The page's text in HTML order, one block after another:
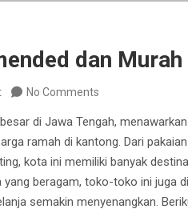
dan
No Comments
di Jawa Tengah,
ramah di kantong. Dari
kota ini memiliki banyak
yang beragam, toko-toko ini juga
semakin menyenangkan.